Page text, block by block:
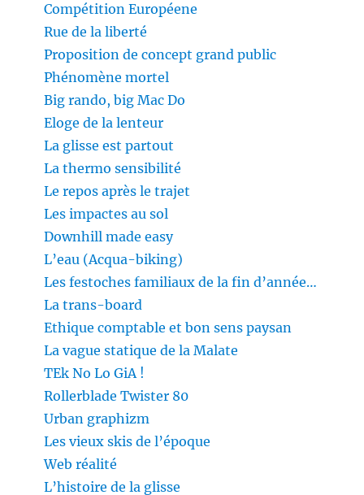
Compétition Européene
Rue de la liberté
Proposition de concept grand public
Phénomène mortel
Big rando, big Mac Do
Eloge de la lenteur
La glisse est partout
La thermo sensibilité
Le repos après le trajet
Les impactes au sol
Downhill made easy
L’eau (Acqua-biking)
Les festoches familiaux de la fin d’année…
La trans-board
Ethique comptable et bon sens paysan
La vague statique de la Malate
TEk No Lo GiA !
Rollerblade Twister 80
Urban graphizm
Les vieux skis de l’époque
Web réalité
L’histoire de la glisse